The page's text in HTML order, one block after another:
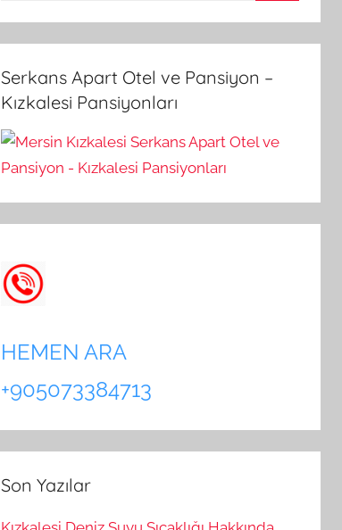
a
m
a
:
Serkans Apart Otel ve Pansiyon –
Kızkalesi Pansiyonları
HEMEN ARA
+905073384713
Son Yazılar